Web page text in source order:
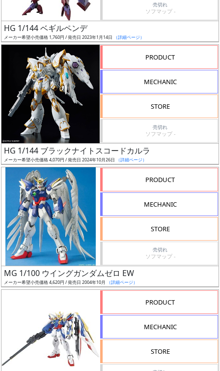
ー
ズ・
タ
売
切
始
前
抽
選
中
売切れ
ソフマップ -
HG 1/144 ベギルペンデ
メーカー希望小売価格 1,760円 / 発売日 2023年1月14日 （詳細ページ）
PRODUCT
MECHANIC
STORE
売切れ
ソフマップ -
HG 1/144 ブラックナイトスコードカルラ
メーカー希望小売価格 4,070円 / 発売日 2024年10月26日 （詳細ページ）
PRODUCT
MECHANIC
STORE
売切れ
ソフマップ -
MG 1/100 ウイングガンダムゼロ EW
メーカー希望小売価格 4,620円 / 発売日 2004年10月 （詳細ページ）
PRODUCT
MECHANIC
STORE